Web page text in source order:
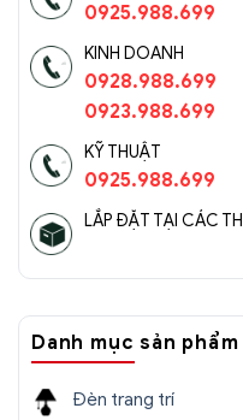
0925.988.699
KINH DOANH
0928.988.699
0923.988.699
KỸ THUẬT
0925.988.699
LẮP ĐẶT TẠI CÁC
Danh mục sản phẩm
Đèn trang trí